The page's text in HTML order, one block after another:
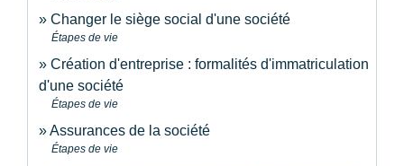
Changer le siège social d'une société
Étapes de vie
Création d'entreprise : formalités d'immatriculation
d'une société
Étapes de vie
Assurances de la société
Étapes de vie